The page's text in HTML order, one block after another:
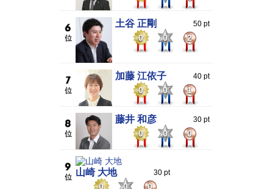
土谷 正剛 50 pt
0 0 2
加藤 江依子 40 pt
0 0 1
藤井 和彦 30 pt
0 0 0
山崎 大地 30 pt
0 0 0